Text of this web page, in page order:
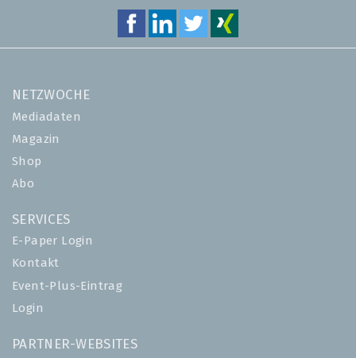
NETZWOCHE
Mediadaten
Magazin
Shop
Abo
SERVICES
E-Paper Login
Kontakt
Event-Plus-Eintrag
Login
PARTNER-WEBSITES